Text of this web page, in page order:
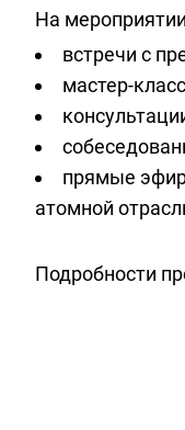
На
встречи с
мастер-
прямые
атомной
Подробности